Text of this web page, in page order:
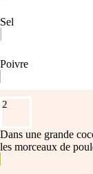
Sel
Poivre
2
Dans une grande
les morceaux de